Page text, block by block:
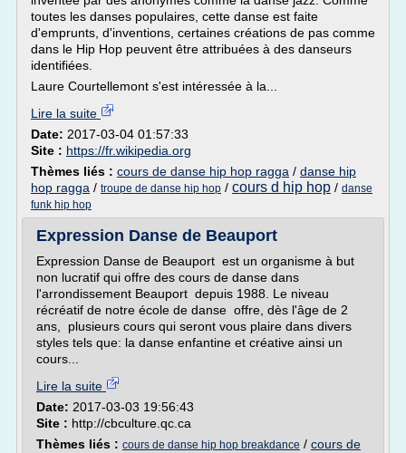
toutes les danses populaires, cette danse est faite
d'emprunts, d'inventions, certaines créations de pas comme
dans le Hip Hop peuvent être attribuées à des danseurs
identifiées.
Laure Courtellemont s'est intéressée à la...
Lire la suite
Date: 2017-03-04 01:57:33
Site : https://fr.wikipedia.org
Thèmes liés : cours de danse hip hop ragga / danse hip
hop ragga / troupe de danse hip hop / cours d hip hop / danse
funk hip hop
Expression Danse de Beauport
Expression Danse de Beauport est un organisme à but
non lucratif qui offre des cours de danse dans
l'arrondissement Beauport depuis 1988. Le niveau
récréatif de notre école de danse offre, dès l'âge de 2
ans, plusieurs cours qui seront vous plaire dans divers
styles tels que: la danse enfantine et créative ainsi un
cours...
Lire la suite
Date: 2017-03-03 19:56:43
Site : http://cbculture.qc.ca
Thèmes liés : cours de danse hip hop breakdance / cours de